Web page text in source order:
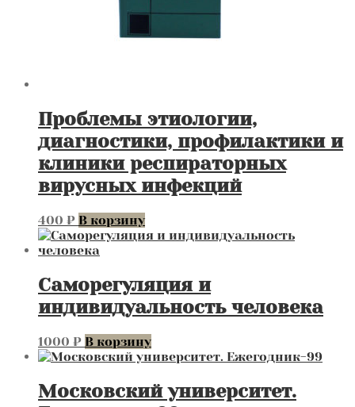
Проблемы этиологии,
диагностики, профилактики и
клиники респираторных
вирусных инфекций
400 ₽ В корзину
Саморегуляция и
индивидуальность человека
1000 ₽ В корзину
Московский университет.